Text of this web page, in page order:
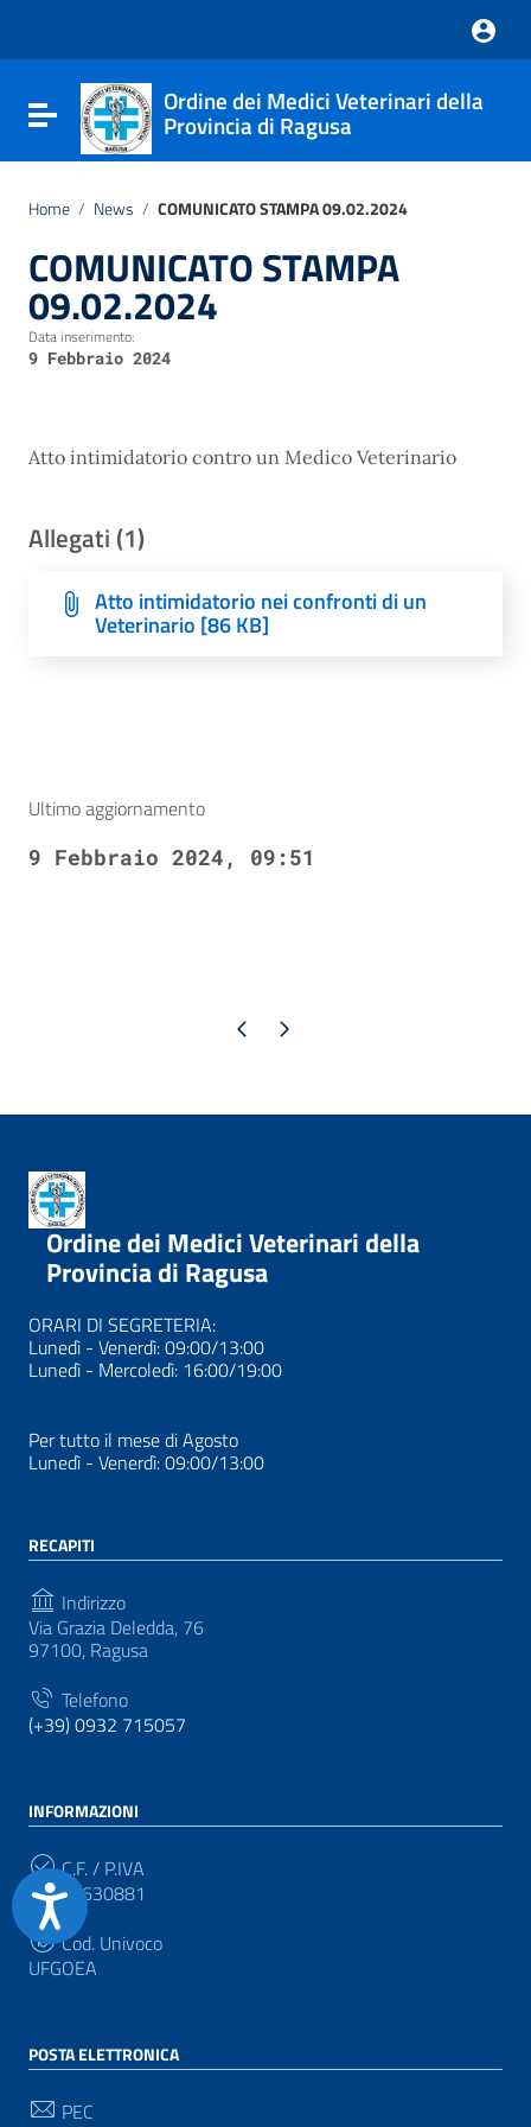
sito
include
di
Accessibilità
Vai al footer
Attiva / disattiva la navigazione
Ordine dei Medici Veterinari della
Provincia di Ragusa
Home / News / COMUNICATO STAMPA 09.02.2024
COMUNICATO STAMPA
09.02.2024
Data inserimento:
9 Febbraio 2024
Atto intimidatorio contro un Medico Veterinario
Allegati (1)
Atto intimidatorio nei confronti di un
Veterinario [86 KB]
Ultimo aggiornamento
9 Febbraio 2024, 09:51
Pagina precedente
Pagina successiva
Ordine dei Medici Veterinari della
Provincia di Ragusa
ORARI DI SEGRETERIA:
Lunedì - Venerdì: 09:00/13:00
Lunedì - Mercoledì: 16:00/19:00
Per tutto il mese di Agosto
Lunedì - Venerdì: 09:00/13:00
RECAPITI
Indirizzo
Via Grazia Deledda, 76
97100, Ragusa
Telefono
(+39) 0932 715057
INFORMAZIONI
C.F. / P.IVA
92005630881
Cod. Univoco
UFGOEA
POSTA ELETTRONICA
PEC